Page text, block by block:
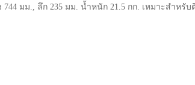
744 มม., ลึก 235 มม. น้ำหนัก 21.5 กก. เหมาะสำหรั